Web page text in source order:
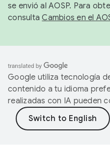
se envió al AOSP. Para
consultaCambios en el
Google utiliza tecnología
contenido a tu idioma
realizadas con IA pueden